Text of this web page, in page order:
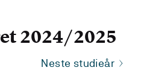
2024/2025
Neste studieår